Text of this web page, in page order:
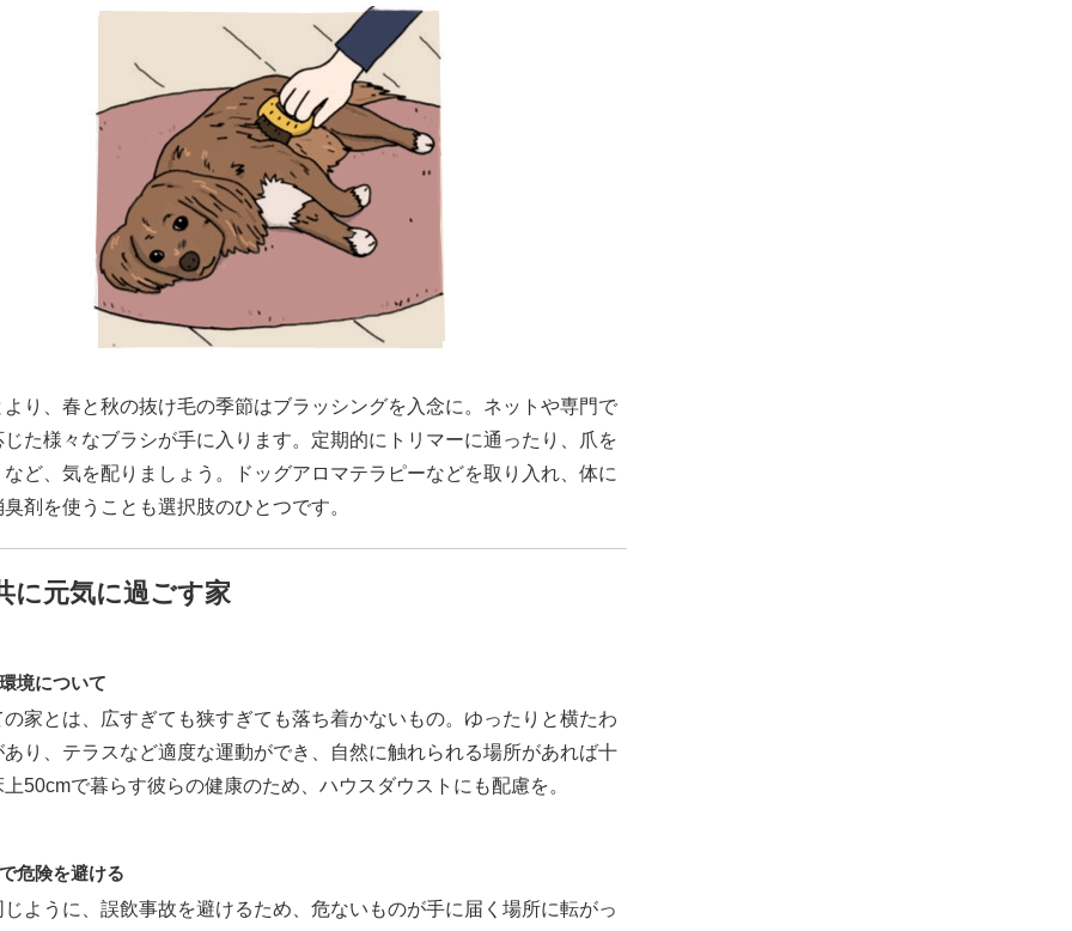
り、春と秋の抜け毛の季節はブラッシングを入念に。ネットや専門で
た様々なブラシが手に入ります。定期的にトリマーに通ったり、爪を
ど、気を配りましょう。ドッグアロマテラピーなどを取り入れ、体に
剤を使うことも選択肢のひとつです。
に元気に過ごす家
境について
家とは、広すぎても狭すぎても落ち着かないもの。ゆったりと横たわ
り、テラスなど適度な運動ができ、自然に触れられる場所があれば十
50cmで暮らす彼らの健康のため、ハウスダウストにも配慮を。
危険を避ける
ように、誤飲事故を避けるため、危ないものが手に届く場所に転がっ